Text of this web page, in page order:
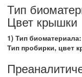
Тип
Цвет крышки
1) Тип биоматериала:
Тип пробирки, цвет